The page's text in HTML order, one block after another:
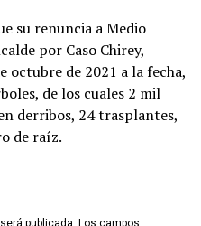
su renuncia a Medio
por Caso Chirey,
octubre de 2021 a la fecha,
de los cuales 2 mil
derribos, 24 trasplantes,
de raíz.